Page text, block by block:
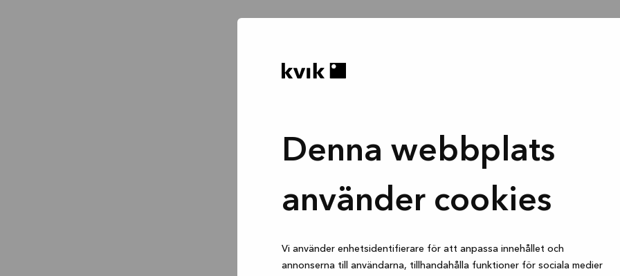
Denna webbplats
använder cookies
Vi använder enhetsidentifierare för att anpassa innehållet och
annonserna till användarna, tillhandahålla funktioner för sociala medier